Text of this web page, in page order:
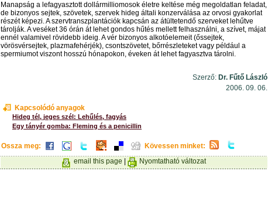
Manapság a lefagyasztott dollármilliomosok életre keltése még megoldatlan feladat,
de bizonyos sejtek, szövetek, szervek hideg általi konzerválása az orvosi gyakorlat
részét képezi. A szervtranszplantációk kapcsán az átültetendő szerveket lehűtve
tárolják. A veséket 36 órán át lehet gondos hűtés mellett felhasználni, a szívet, májat
ennél valamivel rövidebb ideig. A vér bizonyos alkotóelemeit (őssejtek,
vörösvérsejtek, plazmafehérjék), csontszövetet, bőrrészleteket vagy például a
spermiumot viszont hosszú hónapokon, éveken át lehet fagyasztva tárolni.
Szerző: Dr. Fűtő László
2006. 09. 06.
Kapcsolódó anyagok
Hideg tél, jeges szél: Lehűlés, fagyás
Egy tányér gomba: Fleming és a penicillin
Ossza meg:
Kövessen minket:
email this page
Nyomtatható változat